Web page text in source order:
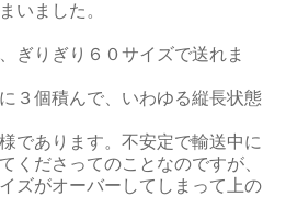
いました。
ぎりぎり６０サイズで送れま
３個積んで、いわゆる縦長状態
であります。不安定で輸送中に
くださってのことなのですが、
ズがオーバーしてしまって上の